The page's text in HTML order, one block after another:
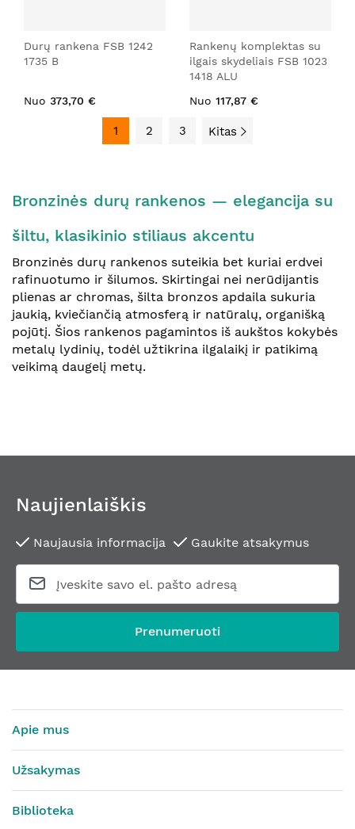
Durų rankena FSB 1242
1735 B
Nuo 373,70 €
Rankenų komplektas su
ilgais skydeliais FSB 1023
1418 ALU
Nuo 117,87 €
1 2 3 Kitas
Bronzinės durų rankenos — elegancija su
šiltu, klasikinio stiliaus akcentu
Bronzinės durų rankenos suteikia bet kuriai erdvei
rafinuotumo ir šilumos. Skirtingai nei nerūdijantis
plienas ar chromas, šilta bronzos apdaila sukuria
jaukią, kviečiančią atmosferą ir natūralų, organišką
pojūtį. Šios rankenos pagamintos iš aukštos kokybės
metalų lydinių, todėl užtikrina ilgalaikį ir patikimą
veikimą daugelį metų.
Naujienlaiškis
Naujausia informacija Gaukite atsakymus
Prenumeruoti
Apie mus
Užsakymas
Biblioteka